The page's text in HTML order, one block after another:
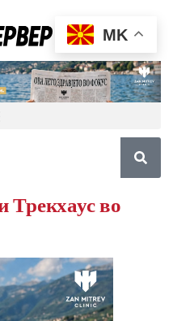
Трекхаус во
MK